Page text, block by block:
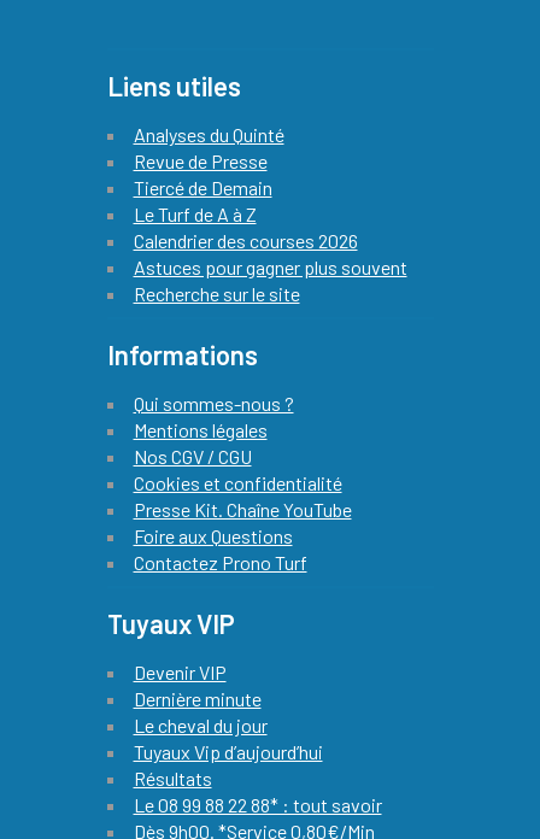
Liens utiles
Analyses du Quinté
Revue de Presse
Tiercé de Demain
Le Turf de A à Z
Calendrier des courses 2026
Astuces pour gagner plus souvent
Recherche sur le site
Informations
Qui sommes-nous ?
Mentions légales
Nos CGV / CGU
Cookies et confidentialité
Presse Kit. Chaîne YouTube
Foire aux Questions
Contactez Prono Turf
Tuyaux VIP
Devenir VIP
Dernière minute
Le cheval du jour
Tuyaux Vip d’aujourd’hui
Résultats
Le 08 99 88 22 88* : tout savoir
Dès 9h00. *Service 0,80€/Min